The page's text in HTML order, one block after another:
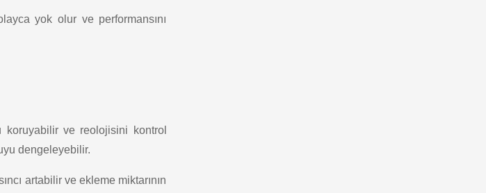
yok olur ve performansını
koruyabilir ve reolojisini kontrol
dengeleyebilir.
artabilir ve ekleme miktarının